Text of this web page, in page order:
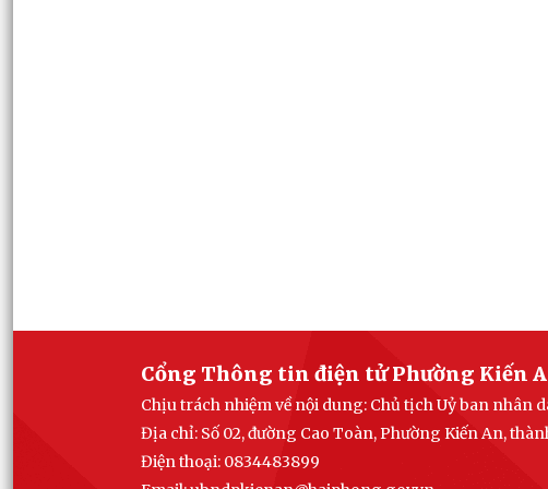
Cổng Thông tin điện tử Phường Kiến
Chịu trách nhiệm về nội dung: Chủ tịch Uỷ ban nhân
Địa chỉ: Số 02, đường Cao Toàn, Phường Kiến An,
Điện thoại: 0834483899